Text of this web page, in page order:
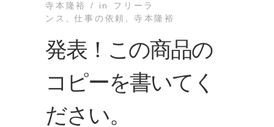
寺本隆裕 / in
フリーラ
ンス
,仕事の依頼 寺本隆裕
発表！この商品の
コピーを書いてく
ださい。